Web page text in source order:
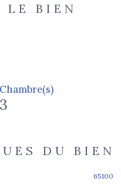
LE BIEN
Chambre(s)
3
DU BIEN
65100